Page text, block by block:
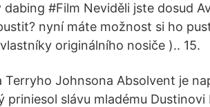
dabing #Film Neviděli jste dosud
nyní máte možnost si ho
originálního nosiče ).. 15.
Terryho Johnsona Absolvent je
slávu mladému Dustinovi